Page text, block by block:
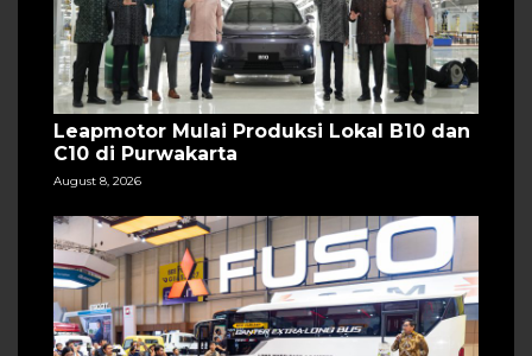
Leapmotor Mulai Produksi Lokal B10 dan
C10 di Purwakarta
August 8, 2026